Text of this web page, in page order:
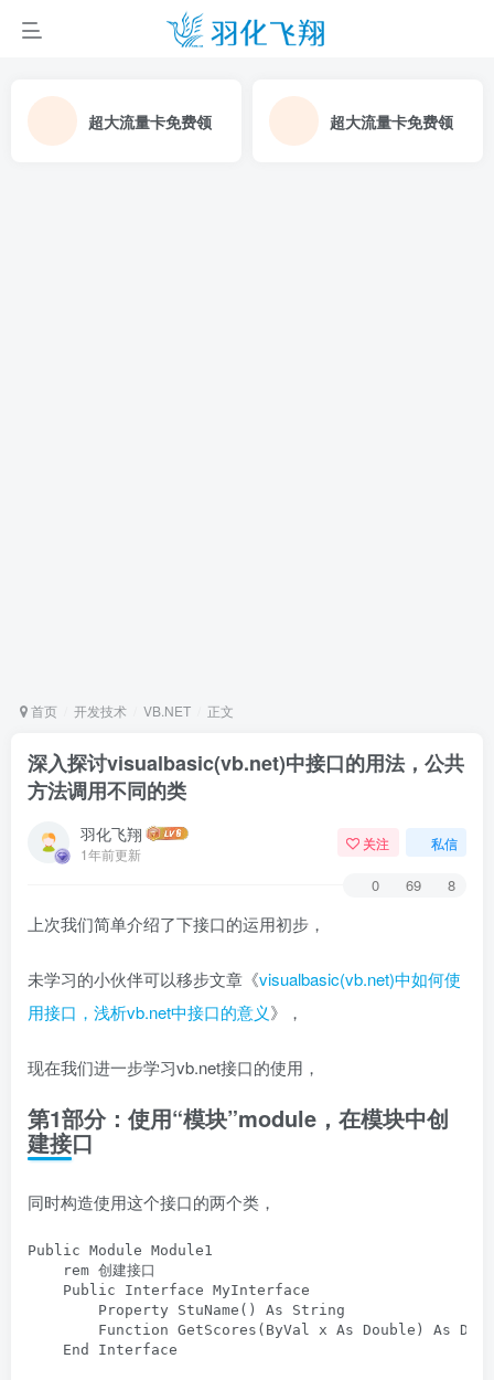
超大流量卡免费领 超大流量卡免费领
首页 开发技术 VB.NET 正文
深入探讨visualbasic(vb.net)中接口的用法，公共
方法调用不同的类
羽化飞翔
1年前更新
关注 私信
0 69 8
上次我们简单介绍了下接口的运用初步，
未学习的小伙伴可以移步文章《visualbasic(vb.net)中如何使
用接口，浅析vb.net中接口的意义》，
现在我们进一步学习vb.net接口的使用，
第1部分：使用“模块”module，在模块中创
建接口
同时构造使用这个接口的两个类，
Public Module Module1
rem 创建接口
Public Interface MyInterface
Property StuName() As String
Function GetScores(ByVal x As Double) As
End Interface